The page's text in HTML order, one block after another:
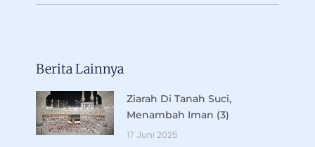
Berita Lainnya
Ziarah Di Tanah Suci,
Menambah Iman (3)
17 Juni 2025